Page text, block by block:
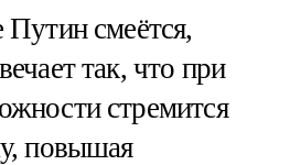
смеётся,
так, что при
стремится
повышая